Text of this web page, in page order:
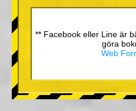
** Facebook eller Line är
göra
Web